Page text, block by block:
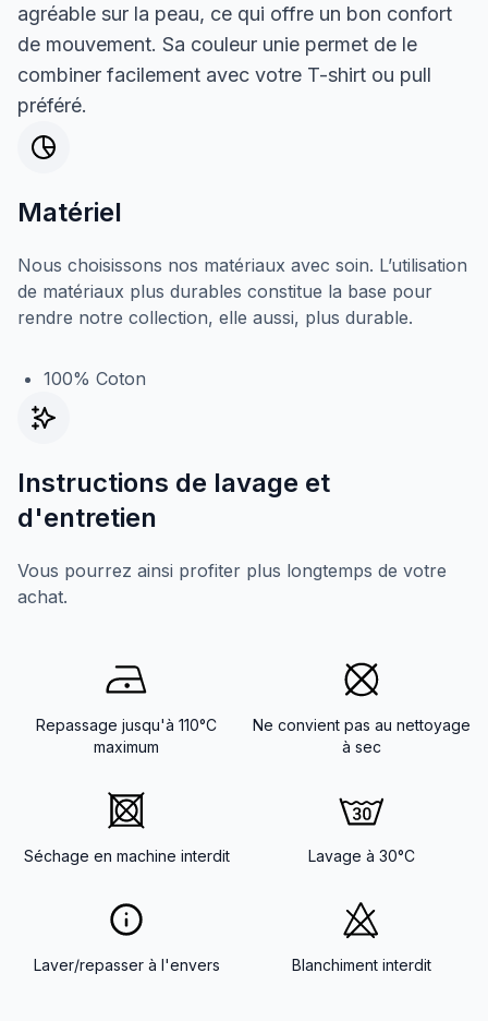
agréable sur la peau, ce qui offre un bon confort
de mouvement. Sa couleur unie permet de le
combiner facilement avec votre T-shirt ou pull
préféré.
Matériel
Nous choisissons nos matériaux avec soin. L’utilisation
de matériaux plus durables constitue la base pour
rendre notre collection, elle aussi, plus durable.
100% Coton
Instructions de lavage et
d'entretien
Vous pourrez ainsi profiter plus longtemps de votre
achat.
Repassage jusqu'à 110°C
maximum
Ne convient pas au nettoyage
à sec
Séchage en machine interdit Lavage à 30°C
Laver/repasser à l'envers Blanchiment interdit